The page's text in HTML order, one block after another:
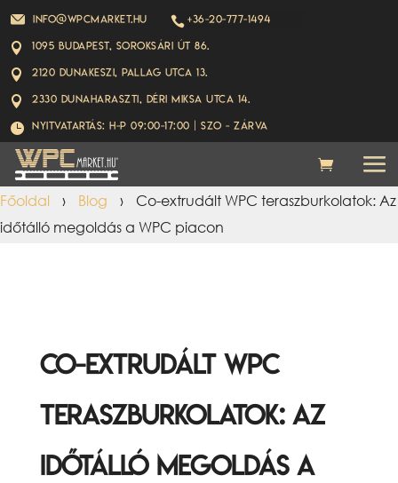
info@wpcmarket.hu  +36-20-777-1494
 1095 Budapest, Soroksári út 86.
 2120 Dunakeszi, Pallag utca 13.
 2330 Dunaharaszti, Déri Miksa utca 14.
 Nyitvatartás: H-P 09:00-17:00 | Szo - ZÁRVA
Főoldal › Blog ›
Co-extrudált WPC teraszburkolatok: Az
időtálló megoldás a WPC piacon
Co-extrudált WPC
teraszburkolatok: Az
időtálló megoldás a